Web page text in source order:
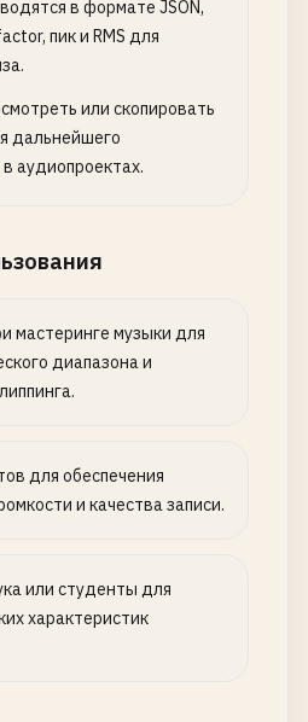
в формате JSON,
пик и RMS для
или скопировать
дальнейшего
аудиопроектах.
мастеринге музыки для
диапазона и
для обеспечения
и качества записи.
или студенты для
характеристик